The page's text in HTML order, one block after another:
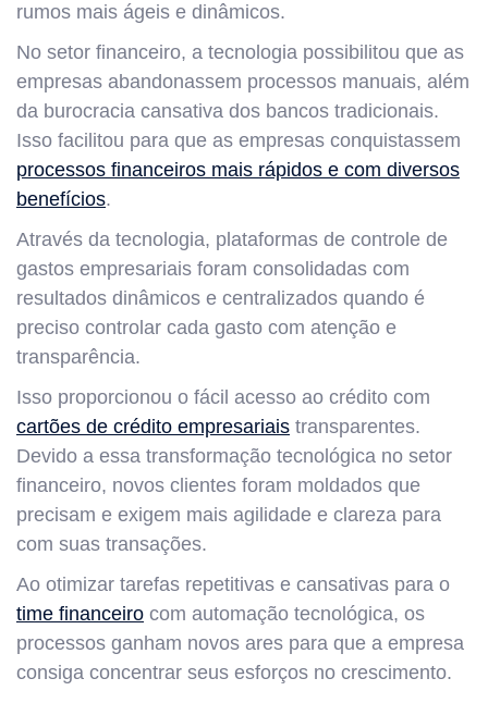
rumos mais ágeis e dinâmicos.
No setor financeiro, a tecnologia possibilitou que as
empresas abandonassem processos manuais, além
da burocracia cansativa dos bancos tradicionais.
Isso facilitou para que as empresas conquistassem
processos financeiros mais rápidos e com diversos
benefícios.
Através da tecnologia, plataformas de controle de
gastos empresariais foram consolidadas com
resultados dinâmicos e centralizados quando é
preciso controlar cada gasto com atenção e
transparência.
Isso proporcionou o fácil acesso ao crédito com
cartões de crédito empresariais transparentes.
Devido a essa transformação tecnológica no setor
financeiro, novos clientes foram moldados que
precisam e exigem mais agilidade e clareza para
com suas transações.
Ao otimizar tarefas repetitivas e cansativas para o
time financeiro com automação tecnológica, os
processos ganham novos ares para que a empresa
consiga concentrar seus esforços no crescimento.